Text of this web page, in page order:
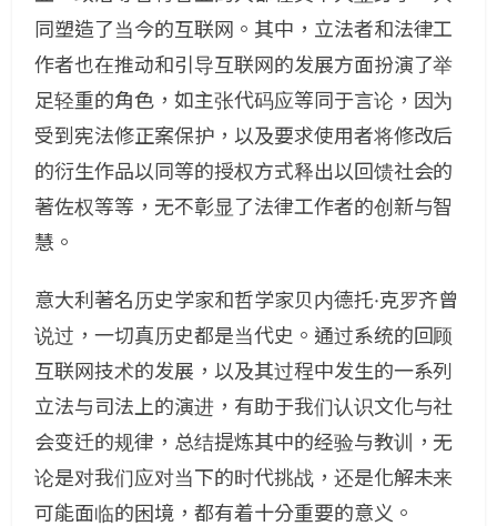
同塑造了当今的互联网。其中，立法者和法律工
作者也在推动和引导互联网的发展方面扮演了举
足轻重的角色，如主张代码应等同于言论，因为
受到宪法修正案保护，以及要求使用者将修改后
的衍生作品以同等的授权方式释出以回馈社会的
著佐权等等，无不彰显了法律工作者的创新与智
慧。
意大利著名历史学家和哲学家贝内德托·克罗齐曾
说过，一切真历史都是当代史。通过系统的回顾
互联网技术的发展，以及其过程中发生的一系列
立法与司法上的演进，有助于我们认识文化与社
会变迁的规律，总结提炼其中的经验与教训，无
论是对我们应对当下的时代挑战，还是化解未来
可能面临的困境，都有着十分重要的意义。